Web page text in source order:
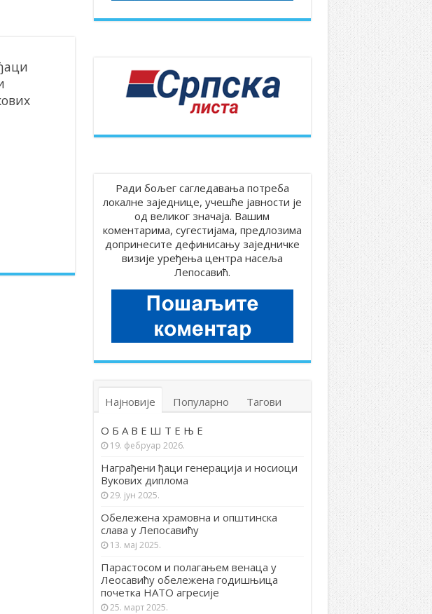
Ради бољег сагледавања потреба
локалне заједнице, учешће јавности је
од великог значаја. Вашим
коментарима, сугестијама, предлозима
допринесите дефинисању заједничке
визије уређења центра насеља
Лепосавић.
Најновије Популарно Тагови
О Б А В Е Ш Т Е Њ Е
19. фебруар 2026.
Награђени ђаци генерација и носиоци
Вукових диплома
29. јун 2025.
Обележена храмовна и општинска
слава у Лепосавићу
13. мај 2025.
Парастосом и полагањем венаца у
Леосавићу обележена годишњица
почетка НАТО агресије
25. март 2025.